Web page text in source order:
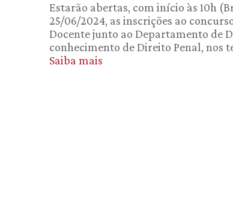
Estarão abertas, com início às 10h
25/06/2024, as inscrições ao
Docente junto ao Departamento de
conhecimento de Direito Penal, nos
Saiba mais